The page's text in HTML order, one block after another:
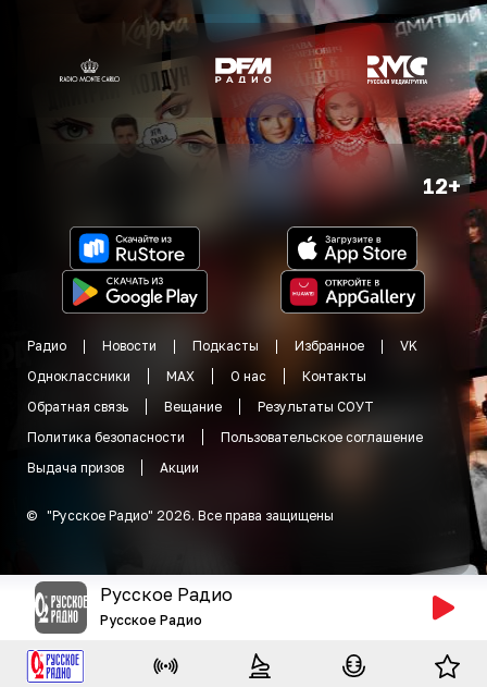
12+
Радио Новости Подкасты Избранное
VK
Одноклассники
MAX О нас
Контакты
Обратная связь
Вещание
Результаты СОУТ
Политика безопасности
Пользовательское соглашение
Выдача призов
Акции
© "Русское Радио" 2026. Все права защищены
Русское Радио
Русское Радио